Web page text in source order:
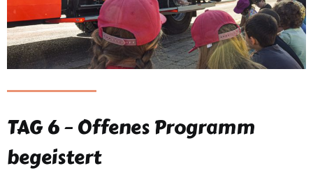
TAG 6 – Offenes Programm
begeistert